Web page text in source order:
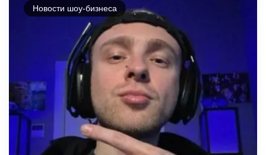
Новости шоу-бизнеса